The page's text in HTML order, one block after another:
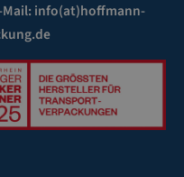
Mail: info(at)hoffmann-